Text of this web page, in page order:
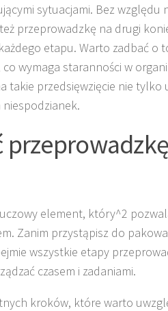
sytuacjami. Bez względu
przeprowadzkę na drugi
etapu. Warto zadbać o
co wymaga staranności w
takie przedsięwzięcie nie tylko
element, który^2
Zanim przystąpisz do
wszystkie etapy
czasem i zadaniami.
kroków, które warto